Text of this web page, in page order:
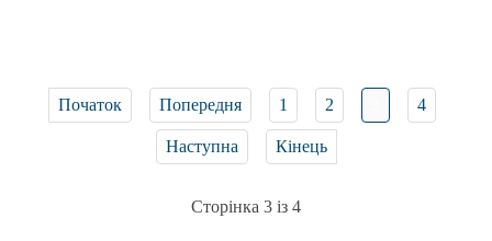
Початок Попередня 1 2 4
Наступна Кінець
Сторінка 3 із 4